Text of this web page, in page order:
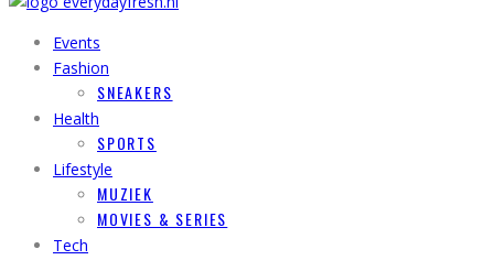
Events
Fashion
SNEAKERS
Health
SPORTS
Lifestyle
MUZIEK
MOVIES & SERIES
Tech